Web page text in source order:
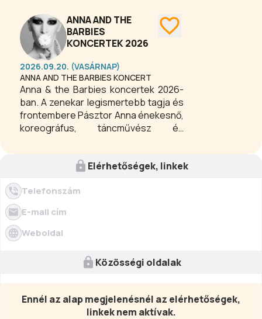
felfedezésre. Sétálhatunk a
meseösvényen, megnézhetjük a helyi
tájházat, templomokat és
emlékhelyeket. Ideális cél egy
nyugodt természetközeli
kiránduláshoz.
ANNA AND THE
BARBIES
KONCERTEK 2026
2026.09.20. (VASÁRNAP)
ANNA AND THE BARBIES KONCERT
Anna & the Barbies koncertek 2026-
ban. A zenekar legismertebb tagja és
frontembere Pásztor Anna énekesnő,
koreográfus, táncművész és
Elérhetőségek, linkek
Telefonszám
E-mail cím
Weboldal
Közösségi oldalak
Ennél az alap megjelenésnél az elérhetőségek,
linkek nem aktívak.